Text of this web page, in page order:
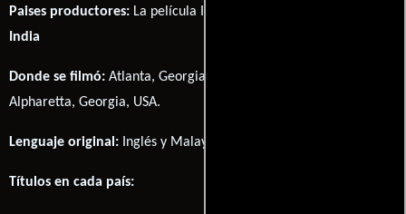
Paises productores: La película Ivide fué producida en
India
Donde se filmó: Atlanta, Georgia, USA, Newnan, Georgia, USA y
Alpharetta, Georgia, USA.
Lenguaje original: Inglés y Malayalam
Títulos en cada país: